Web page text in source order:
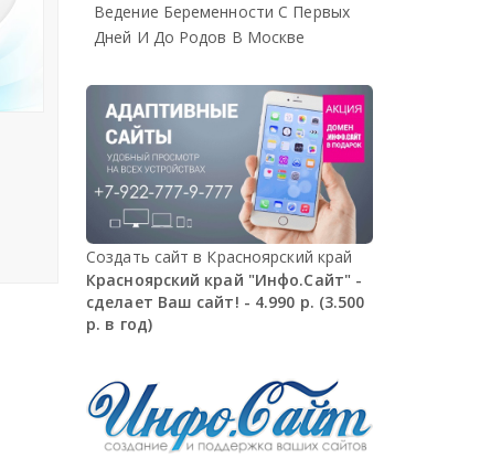
Ведение Беременности С Первых
Дней И До Родов В Москве
Создать сайт в Красноярский край
Красноярский край "Инфо.Сайт" -
сделает Ваш сайт! - 4.990 р. (3.500
р. в год)